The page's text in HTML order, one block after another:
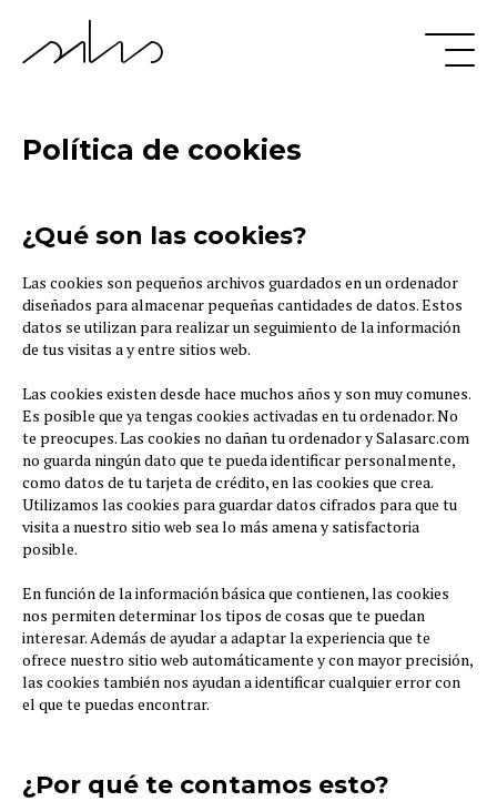
Política de cookies
¿Qué son las cookies?
Las cookies son pequeños archivos guardados en un ordenador
diseñados para almacenar pequeñas cantidades de datos. Estos
datos se utilizan para realizar un seguimiento de la información
de tus visitas a y entre sitios web.
Las cookies existen desde hace muchos años y son muy comunes.
Es posible que ya tengas cookies activadas en tu ordenador. No
te preocupes. Las cookies no dañan tu ordenador y Salasarc.com
no guarda ningún dato que te pueda identificar personalmente,
como datos de tu tarjeta de crédito, en las cookies que crea.
Utilizamos las cookies para guardar datos cifrados para que tu
visita a nuestro sitio web sea lo más amena y satisfactoria
posible.
En función de la información básica que contienen, las cookies
nos permiten determinar los tipos de cosas que te puedan
interesar. Además de ayudar a adaptar la experiencia que te
ofrece nuestro sitio web automáticamente y con mayor precisión,
las cookies también nos ayudan a identificar cualquier error con
el que te puedas encontrar.
¿Por qué te contamos esto?